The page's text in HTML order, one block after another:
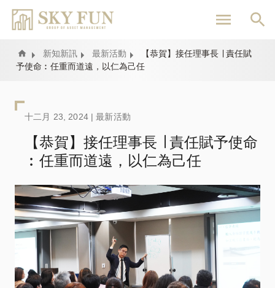
內
容
Home 新知新訊 最新活動
【恭賀】接任理事長 ∣ 責任賦
予使命︰任重而道遠，以仁為己任
十二月 23, 2024 |最新活動
【恭賀】接任理事長 ∣ 責任賦予使命
︰任重而道遠，以仁為己任